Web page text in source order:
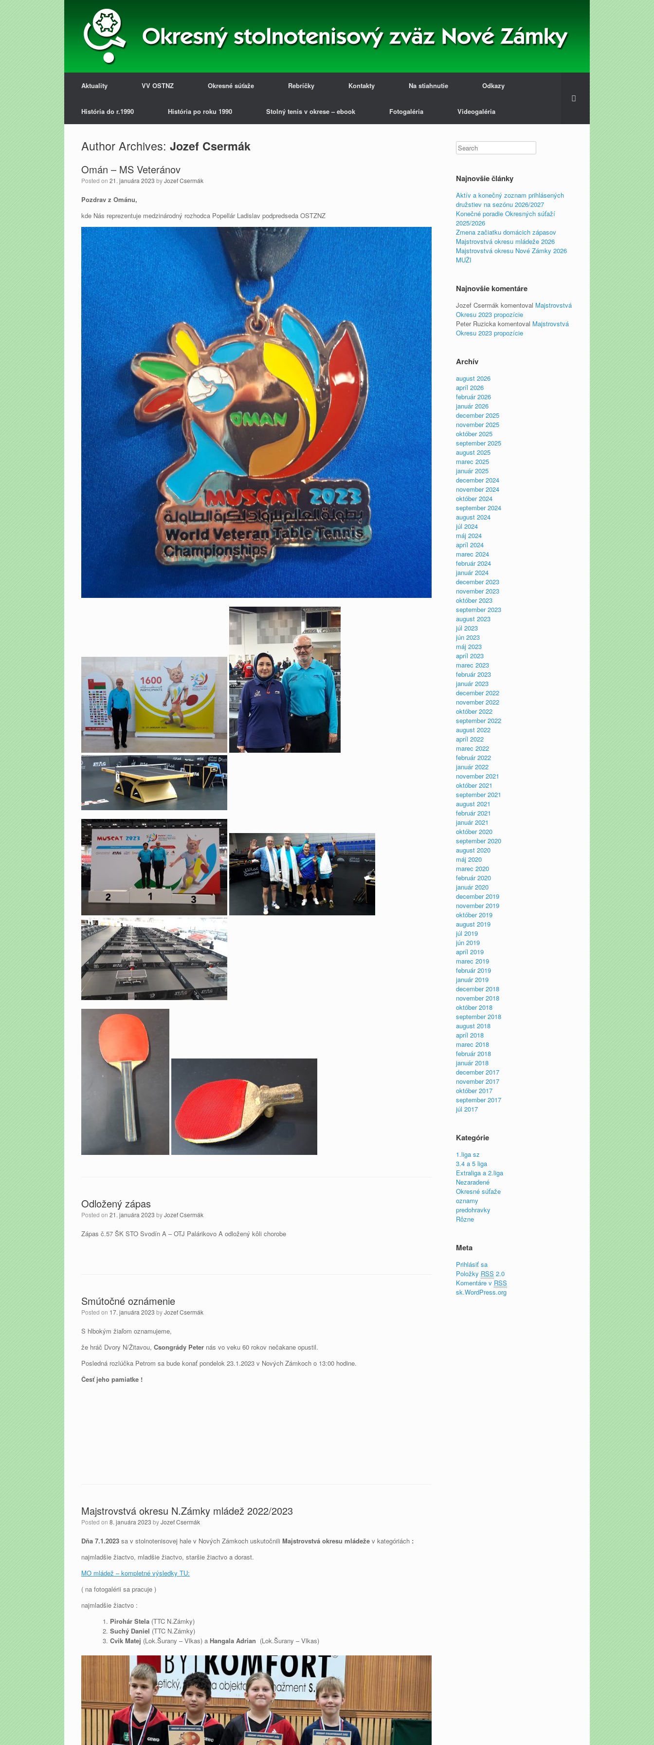
Aktuality VV OSTNZ Okresné súťaže Rebríčky Kontakty Na stiahnutie Odkazy
História do r.1990 História po roku 1990 Stolný tenis v okrese – ebook Fotogaléria Videogaléria
Author Archives: Jozef Csermák
Omán – MS Veteránov
Posted on 21. januára 2023 byJozef Csermák
Pozdrav z Ománu,
kde Nás reprezentuje medzinárodný rozhodca Popellár Ladislav podpredseda OSTZNZ
Odložený zápas
Posted on 21. januára 2023 byJozef Csermák
Zápas č.57 ŠK STO Svodín A – OTJ Palárikovo A odložený kôli chorobe
Smútočné oznámenie
Posted on 17. januára 2023 byJozef Csermák
S hlbokým žiaľom oznamujeme,
že hráč Dvory N/Žitavou, Csongrády Peter nás vo veku 60 rokov nečakane opustil.
Posledná rozlúčka Petrom sa bude konať pondelok 23.1.2023 v Nových Zámkoch o 13:00 hodine.
Česť jeho pamiatke !
Majstrovstvá okresu N.Zámky mládež 2022/2023
Posted on 8. januára 2023 byJozef Csermák
Dňa 7.1.2023 sa v stolnotenisovej hale v Nových Zámkoch uskutočnili Majstrovstvá okresu mládeže v kategóriách :
najmladšie žiactvo, mladšie žiactvo, staršie žiactvo a dorast.
MO mládež – kompletné výsledky TU:
( na fotogalérii sa pracuje )
najmladšie žiactvo :
Pirohár Stela(TTC N.Zámky)
Suchý Daniel (TTC N.Zámky)
Cvik Matej (Lok.Šurany – Vlkas) a Hangala Adrian (Lok.Šurany – Vlkas)
Najnovšie články
Aktív a konečný zoznam prihlásených
družstiev na sezónu 2026/2027
Konečné poradie Okresných súťaží
2025/2026
Zmena začiatku domácich zápasov
Majstrovstvá okresu mládeže 2026
Majstrovstvá okresu Nové Zámky 2026
MUŽI
Najnovšie komentáre
Jozef Csermák komentoval Majstrovstvá
Okresu 2023 propozície
Peter Ruzicka komentoval Majstrovstvá
Okresu 2023 propozície
Archív
august 2026
apríl 2026
február 2026
január 2026
december 2025
november 2025
október 2025
september 2025
august 2025
marec 2025
január 2025
december 2024
november 2024
október 2024
september 2024
august 2024
júl 2024
máj 2024
apríl 2024
marec 2024
február 2024
január 2024
december 2023
november 2023
október 2023
september 2023
august 2023
júl 2023
jún 2023
máj 2023
apríl 2023
marec 2023
február 2023
január 2023
december 2022
november 2022
október 2022
september 2022
august 2022
apríl 2022
marec 2022
február 2022
január 2022
november 2021
október 2021
september 2021
august 2021
február 2021
január 2021
október 2020
september 2020
august 2020
máj 2020
marec 2020
február 2020
január 2020
december 2019
november 2019
október 2019
august 2019
júl 2019
jún 2019
apríl 2019
marec 2019
február 2019
január 2019
december 2018
november 2018
október 2018
september 2018
august 2018
apríl 2018
marec 2018
február 2018
január 2018
december 2017
november 2017
október 2017
september 2017
júl 2017
Kategórie
1.liga sz
3.4 a 5 liga
Extraliga a 2.liga
Nezaradené
Okresné súťaže
oznamy
predohravky
Rôzne
Meta
Prihlásiť sa
Položky RSS 2.0
Komentáre v RSS
sk.WordPress.org